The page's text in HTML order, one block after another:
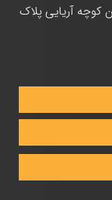
کوچه آریایی پلاک